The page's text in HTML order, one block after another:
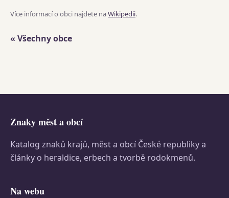
Více informací o obci najdete naWikipedii.
« Všechny obce
Znaky měst a obcí
Katalog znaků krajů, měst a obcí České republiky a
články o heraldice, erbech a tvorbě rodokmenů.
Na webu